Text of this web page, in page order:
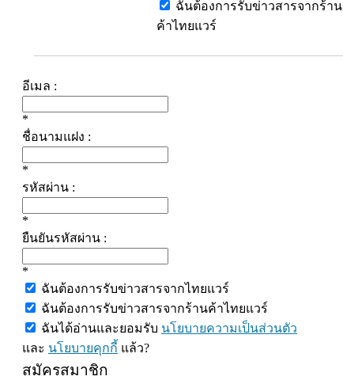
ฉันต้องการรับข่าวสารจากร้าน
ค้าไทยแวร์
อีเมล :
*
ชื่อนามแฝง :
*
รหัสผ่าน :
*
ยืนยันรหัสผ่าน :
*
ฉันต้องการรับข่าวสารจากไทยแวร์
ฉันต้องการรับข่าวสารจากร้านค้าไทยแวร์
ฉันได้อ่านและยอมรับ นโยบายความเป็นส่วนตัว
และ นโยบายคุกกี้ แล้ว?
สมัครสมาชิก